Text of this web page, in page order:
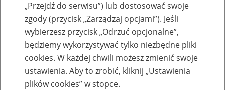
Zaproś ZUS do siebie - zakładanie profili
eZUS w siedzibie Twojej firmy
„Przejdź do serwisu”) lub dostosować swoje
zgody (przycisk „Zarządzaj opcjami”). Jeśli
wybierzesz przycisk „Odrzuć opcjonalne”,
będziemy wykorzystywać tylko niezbędne pliki
cookies. W każdej chwili możesz zmienić swoje
ustawienia. Aby to zrobić, kliknij „Ustawienia
plików cookies” w stopce.